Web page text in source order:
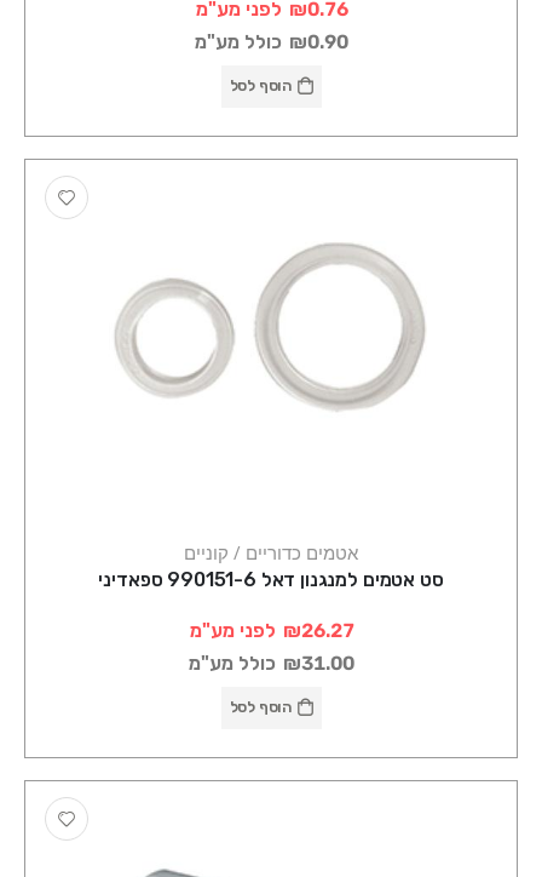
₪0.76 לפני מע"מ
₪0.90 כולל מע"מ
הוסף לסל
אטמים כדוריים / קוניים
סט אטמים למנגנון דאל 990151-6 ספאדיני
₪26.27 לפני מע"מ
₪31.00 כולל מע"מ
הוסף לסל